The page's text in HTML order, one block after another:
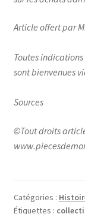
Article offert par
Toutes
sont bienvenues
Sources
©Tout droits
Catégories :
Étiquettes :